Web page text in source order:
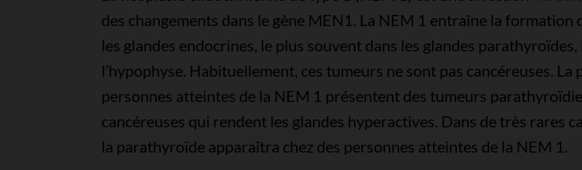
des changements dans le gène MEN1. La NEM 1 entraîne la formation
les glandes endocrines, le plus souvent dans les glandes parathyroïdes,
l’hypophyse. Habituellement, ces tumeurs ne sont pas cancéreuses. La
personnes atteintes de la NEM 1 présentent des tumeurs
cancéreuses qui rendent les glandes hyperactives. Dans de très rares
la parathyroïde apparaîtra chez des personnes atteintes de la NEM 1.